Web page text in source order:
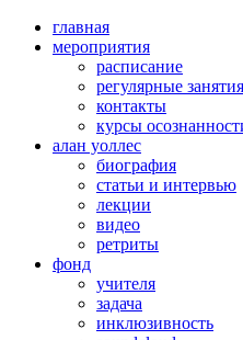
главная
мероприятия
расписание
регулярные занятия
контакты
курсы
алан уоллес
биография
статьи и интервью
лекции
видео
ретриты
фонд
учителя
задача
инклюзивность